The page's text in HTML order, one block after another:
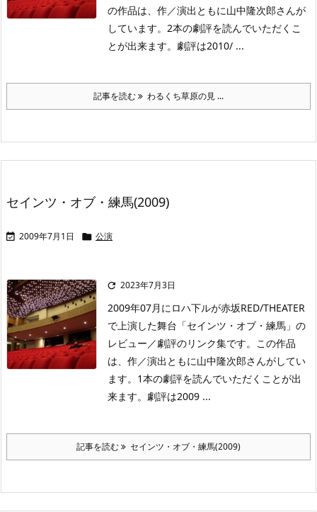
の作品は、作／演出ともに山中隆次郎さんが
しています。2本の劇評を読んでいただくこ
とが出来ます。劇評は2010/ ...
記事を読む わるくち草原の見 ...
セインツ・オブ・練馬(2009)
 2009年7月1日  公演
 2023年7月3日
2009年07月にロハ下ルが赤坂RED/THEATER
で上演した舞台「セインツ・オブ・練馬」の
レビュー／劇評のリンク集です。この作品
は、作／演出ともに山中隆次郎さんがしてい
ます。1本の劇評を読んでいただくことが出
来ます。劇評は2009 ...
記事を読む セインツ・オブ・練馬(2009)